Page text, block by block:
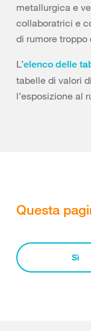
metallurgica e
collaboratrici e
di rumore troppo
L’elenco delle
tabelle di valori
l’esposizione al
Questa
Sì